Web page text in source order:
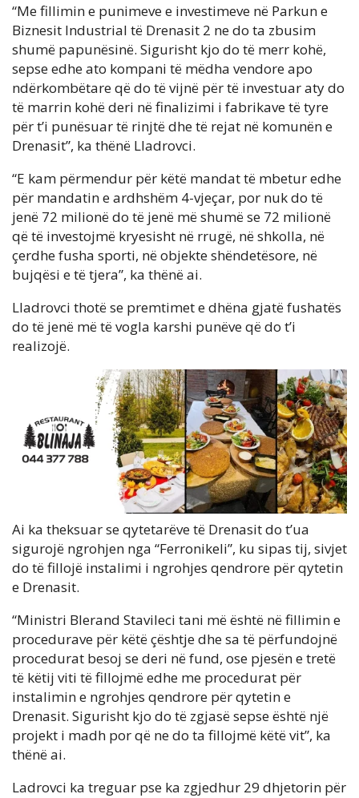
“Me fillimin e punimeve e investimeve në Parkun e
Biznesit Industrial të Drenasit 2 ne do ta zbusim
shumë papunësinë. Sigurisht kjo do të merr kohë,
sepse edhe ato kompani të mëdha vendore apo
ndërkombëtare që do të vijnë për të investuar aty do
të marrin kohë deri në finalizimi i fabrikave të tyre
për t’i punësuar të rinjtë dhe të rejat në komunën e
Drenasit”, ka thënë Lladrovci.
“E kam përmendur për këtë mandat të mbetur edhe
për mandatin e ardhshëm 4-vjeçar, por nuk do të
jenë 72 milionë do të jenë më shumë se 72 milionë
që të investojmë kryesisht në rrugë, në shkolla, në
çerdhe fusha sporti, në objekte shëndetësore, në
bujqësi e të tjera”, ka thënë ai.
Lladrovci thotë se premtimet e dhëna gjatë fushatës
do të jenë më të vogla karshi punëve që do t’i
realizojë.
Ai ka theksuar se qytetarëve të Drenasit do t’ua
sigurojë ngrohjen nga “Ferronikeli”, ku sipas tij, sivjet
do të fillojë instalimi i ngrohjes qendrore për qytetin
e Drenasit.
“Ministri Blerand Stavileci tani më është në fillimin e
procedurave për këtë çështje dhe sa të përfundojnë
procedurat besoj se deri në fund, ose pjesën e tretë
të këtij viti të fillojmë edhe me procedurat për
instalimin e ngrohjes qendrore për qytetin e
Drenasit. Sigurisht kjo do të zgjasë sepse është një
projekt i madh por që ne do ta fillojmë këtë vit”, ka
thënë ai.
Ladrovci ka treguar pse ka zgjedhur 29 dhjetorin për